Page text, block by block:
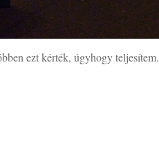
ezt kérték, úgyhogy teljesítem.